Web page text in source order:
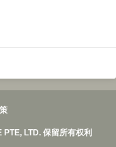
LTD. 保留所有权利